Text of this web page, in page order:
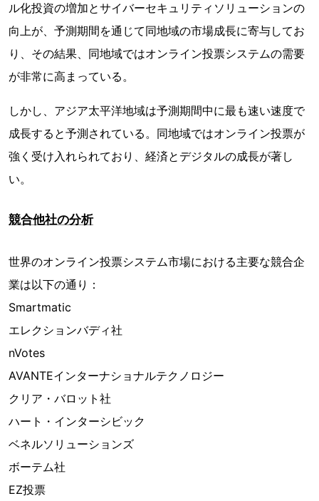
ル化投資の増加とサイバーセキュリティソリューションの
向上が、予測期間を通じて同地域の市場成長に寄与してお
り、その結果、同地域ではオンライン投票システムの需要
が非常に高まっている。
しかし、アジア太平洋地域は予測期間中に最も速い速度で
成長すると予測されている。同地域ではオンライン投票が
強く受け入れられており、経済とデジタルの成長が著し
い。
競合他社の分析
世界のオンライン投票システム市場における主要な競合企
業は以下の通り：
Smartmatic
エレクションバディ社
nVotes
AVANTEインターナショナルテクノロジー
クリア・バロット社
ハート・インターシビック
ベネルソリューションズ
ボーテム社
EZ投票